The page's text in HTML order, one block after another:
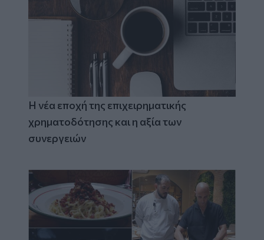
Η νέα εποχή της επιχειρηματικής
χρηματοδότησης και η αξία των
συνεργειών